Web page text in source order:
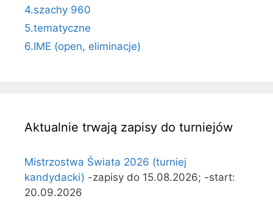
4.szachy 960
5.tematyczne
6.IME (open, eliminacje)
Aktualnie trwają zapisy do turniejów
Mistrzostwa Świata 2026 (turniej
kandydacki) -zapisy do 15.08.2026; -start:
20.09.2026